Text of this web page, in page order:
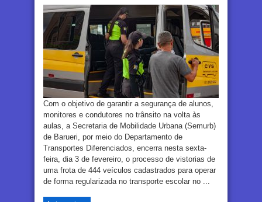
Com o objetivo de garantir a segurança de alunos,
monitores e condutores no trânsito na volta às
aulas, a Secretaria de Mobilidade Urbana (Semurb)
de Barueri, por meio do Departamento de
Transportes Diferenciados, encerra nesta sexta-
feira, dia 3 de fevereiro, o processo de vistorias de
uma frota de 444 veículos cadastrados para operar
de forma regularizada no transporte escolar no ...